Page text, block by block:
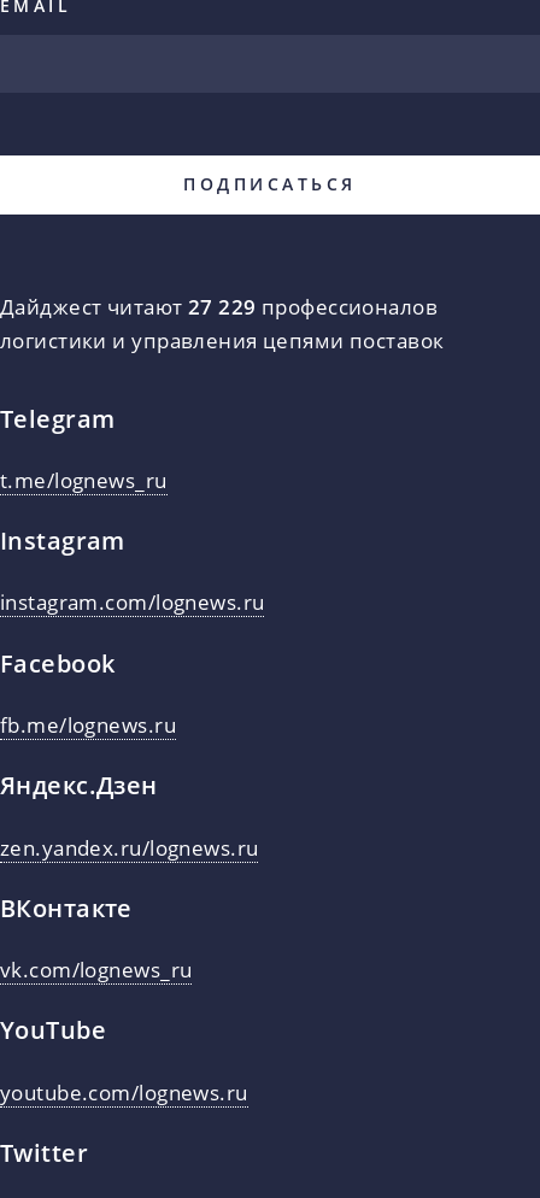
EMAIL
Дайджест читают 27 229 профессионалов
логистики и управления цепями поставок
Telegram
t.me/lognews_ru
Instagram
instagram.com/lognews.ru
Facebook
fb.me/lognews.ru
Яндекс.Дзен
zen.yandex.ru/lognews.ru
ВКонтакте
vk.com/lognews_ru
YouTube
youtube.com/lognews.ru
Twitter